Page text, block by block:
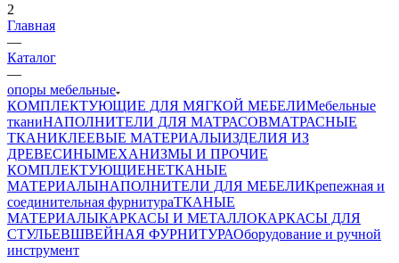
2
Главная
—
Каталог
—
опоры мебельные
КОМПЛЕКТУЮЩИЕ ДЛЯ МЯГКОЙ МЕБЕЛИМебельные
тканиНАПОЛНИТЕЛИ ДЛЯ МАТРАСОВМАТРАСНЫЕ
ТКАНИКЛЕЕВЫЕ МАТЕРИАЛЫИЗДЕЛИЯ ИЗ
ДРЕВЕСИНЫМЕХАНИЗМЫ И ПРОЧИЕ
КОМПЛЕКТУЮЩИЕНЕТКАНЫЕ
МАТЕРИАЛЫНАПОЛНИТЕЛИ ДЛЯ МЕБЕЛИКрепежная и
соединительная фурнитураТКАНЫЕ
МАТЕРИАЛЫКАРКАСЫ И МЕТАЛЛОКАРКАСЫ ДЛЯ
СТУЛЬЕВШВЕЙНАЯ ФУРНИТУРАОборудование и ручной
инструмент